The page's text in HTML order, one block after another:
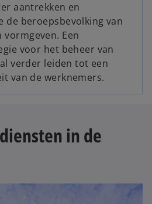
aantrekken en
de beroepsbevolking van
Een
voor het beheer van
verder leiden tot een
van de werknemers.
in de